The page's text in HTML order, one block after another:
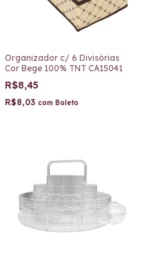
Organizador c/ 6 Divisórias
Cor Bege 100% TNT CA15041
R$8,45
R$8,03 com Boleto